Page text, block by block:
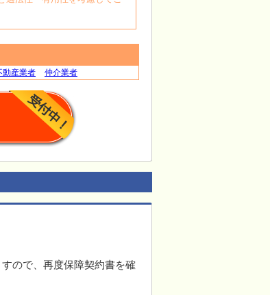
動産業者 仲介業者
ので、再度保障契約書を確